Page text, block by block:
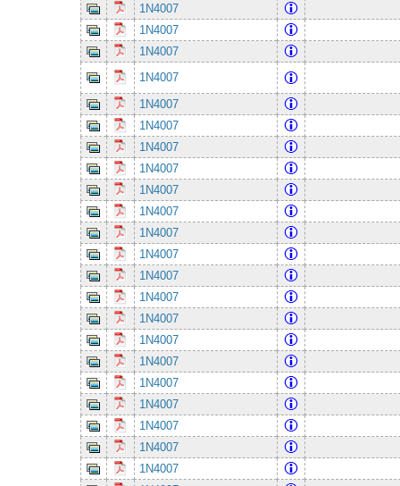
1N4007
1N4007
1N4007
1N4007
1N4007
1N4007
1N4007
1N4007
1N4007
1N4007
1N4007
1N4007
1N4007
1N4007
1N4007
1N4007
1N4007
1N4007
1N4007
1N4007
1N4007
1N4007